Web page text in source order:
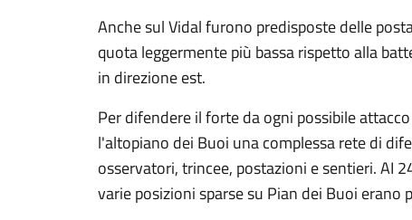
Anche sul Vidal furono predisposte delle
quota leggermente più bassa rispetto alla
in direzione est.
Per difendere il forte da ogni possibile
l'altopiano dei Buoi una complessa rete di
osservatori, trincee, postazioni e sentieri. AI
varie posizioni sparse su Pian dei Buoi